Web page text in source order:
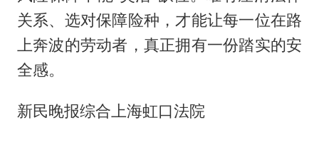
关系、选对保障险种，才能让每一位在路
上奔波的劳动者，真正拥有一份踏实的安
全感。
新民晚报综合上海虹口法院